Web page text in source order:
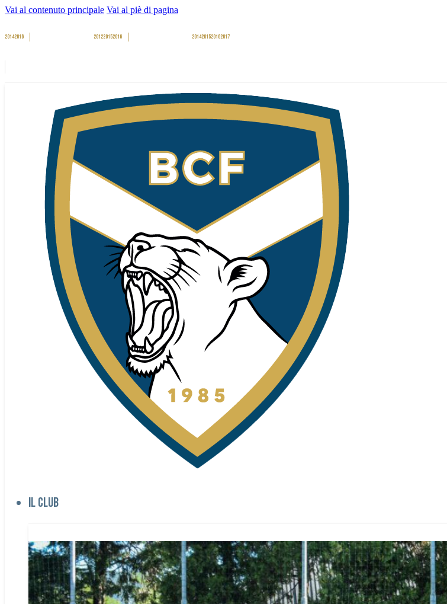
Vai al contenuto principale Vai al piè di pagina
20142016 201220152016 2014201520162017
Il club